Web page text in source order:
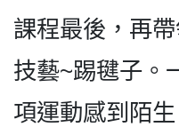
課程最後，再
技藝~踢毽子。
項運動感到陌